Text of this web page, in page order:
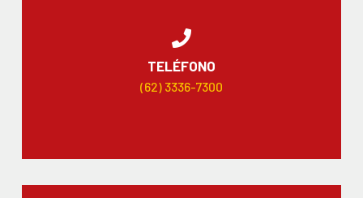
TELÉFONO
(62) 3336-7300